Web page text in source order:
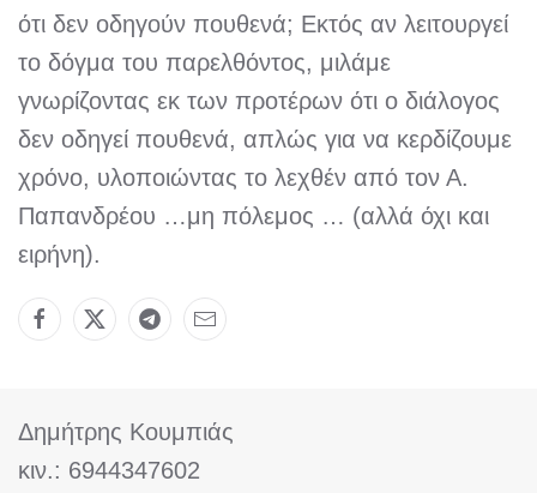
ότι δεν οδηγούν πουθενά; Εκτός αν λειτουργεί
το δόγμα του παρελθόντος, μιλάμε
γνωρίζοντας εκ των προτέρων ότι ο διάλογος
δεν οδηγεί πουθενά, απλώς για να κερδίζουμε
χρόνο, υλοποιώντας το λεχθέν από τον Α.
Παπανδρέου …μη πόλεμος … (αλλά όχι και
ειρήνη).
Δημήτρης Κουμπιάς
κιν.: 6944347602